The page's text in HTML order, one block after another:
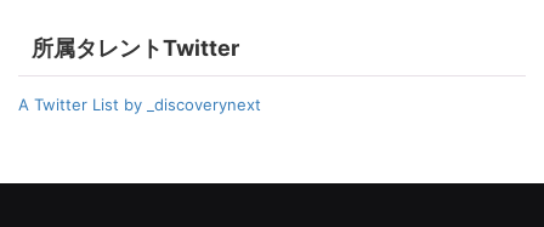
所属タレントTwitter
A Twitter List by _discoverynext